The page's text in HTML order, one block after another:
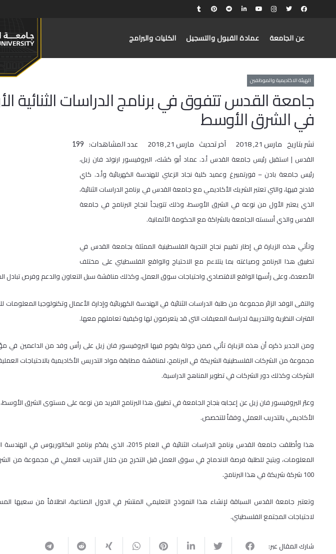
عن الجامعة عمادة القبول والتسجيل الكليات والبرامج
الهيئة الاكاديمية والموظفين
جامعة القدس تتفوق في برنامج الدراسات الثنائية
في الشرق الأوسط
نشر بتاريخ مارس 21, 2018 آخر تحديث مارس 21, 2018 عدد المشاهدات: 199
القدس | استقبل رئيس جامعة القدس أ.د. عماد أبو كشك، البروفيسور ارنولد فان زيل،
رئيس جامعة بادن – فورتمبيرغ وعميد كلية نجاد الزعني للهندسة الكهربائية وأ.د. كاي
فلدنج فيها، والتي تعتبر الشريك الأكاديمي مع جامعة القدس في برنامج الدراسات الثنائية،
الذي يعتبر الأول من نوعه في الشرق الأوسط، وذلك تتويجاً لنجاح البرنامج في جامعة
القدس والذي أسسته الجامعة بالشراكة مع الحكومة الألمانية.
وتأتي هذه الزيارة في إطار تقييم نجاح التجربة الفلسطينية الممثلة بجامعة القدس في
تطبيق هذا البرنامج وصياغته بما يتلاءم مع الاحتياج والواقع الفلسطيني على مختلف
الأصعدة، وعلى رأسها الواقع الاقتصادي واحتياجات سوق العمل، وكذلك مناقشة سبل التعاون والدعم وفرص تبادل
والتقى الوفد الزائر مجموعة من طلبة الدراسات الثنائية في الهندسة الكهربائية وإدارة الأعمال وتكنولوجيا
الفترات النظرية والتدريبية لدراسة المعيقات التي قد يتعرضون لها وكيفية تعاملهم معها.
مجموعة من الشركات الفلسطينية الشريكة في البرنامج، لمناقشة مطابقة مواد التدريس الأكاديمية بالاحتياجات
الشركات وكذلك دور الشركات في تطوير المناهج الدراسية.
وعبّر البروفيسور فان زيل عن إعجابه بنجاح الجامعة في تطبيق هذا البرنامج الفريد من نوعه على مستوى الشرق
الأكاديمي بالتدريب العملي وفقاً للتخصص.
هذا وأطلقت جامعة القدس برنامج الدراسات الثنائية في العام 2015، الذي يقدّم
المعلومات، ويتيح للطلبة فرصة الاندماج في سوق العمل قبل التخرج من خلال التدريب العملي في مجموعة من
100 شركة شريكة في هذا البرنامج.
وتعتبر جامعة القدس السباقة لإنشاء هذا النموذج التعليمي المنتشر في الدول الصناعية، انطلاقاً من سعيها
لاحتياجات المجتمع الفلسطيني.
شارك المقال عبر: